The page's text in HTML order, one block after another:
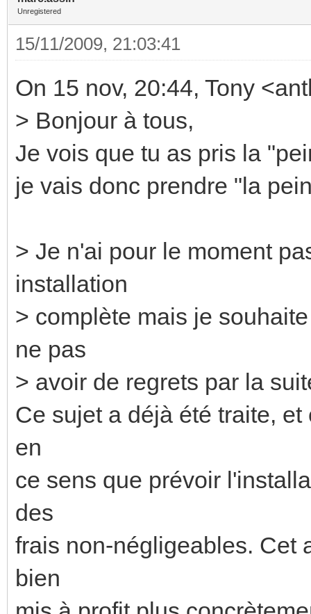
Unregistered
15/11/2009, 21:03:41
On 15 nov, 20:44, Tony
> Bonjour à tous,
Je vois que tu as pris la
je vais donc prendre "la
> Je n'ai pour le moment
installation
> complète mais je
ne pas
> avoir de regrets par la
Ce sujet a déjà été traite,
en
ce sens que prévoir
des
frais non-négligeables. Cet
bien